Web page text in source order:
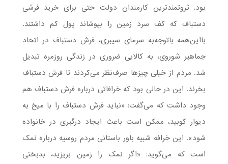
بود. ثروتمندترین کارمندان دولت حتی برای خرید فرشی
دستباف که کف سرد زمین را بپوشاند پول کم داشتند.
بااین‌همه باتوجه‌به سرمای سیبری، فرش دستباف در اتحاد
جماهیر شوروی، به کالایی ضروری در زندگی روزمره تبدیل
شد. مردم از خیلی چیزها صرف‌نظر می‌کردند تا فرش دستباف
بخرند. این در حالی بود که خرافاتی درباره فرش دستباف هم
وجود داشت که می‌گفت: «نباید فرش دستباف را با میخ به
دیوار کوبید، ممکن است باعث ایجاد درگیری در خانواده
شود». این خرافه شبیه باور باستانی مردم روسیه درباره نمک
است که می‌گوید: «اگر نمک را زمین بریزید، بدبختی